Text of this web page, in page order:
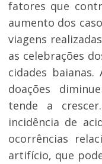
fatores que
aumento dos
viagens
as celebrações
cidades
doações
tende a
incidência de
ocorrências
artifício, que